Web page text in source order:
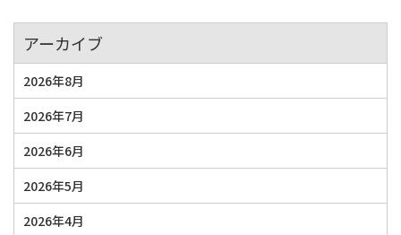
アーカイブ
2026年8月
2026年7月
2026年6月
2026年5月
2026年4月